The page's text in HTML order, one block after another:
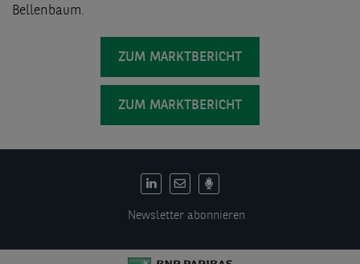
Bellenbaum.
ZUM MARKTBERICHT
ZUM MARKTBERICHT
Newsletter abonnieren